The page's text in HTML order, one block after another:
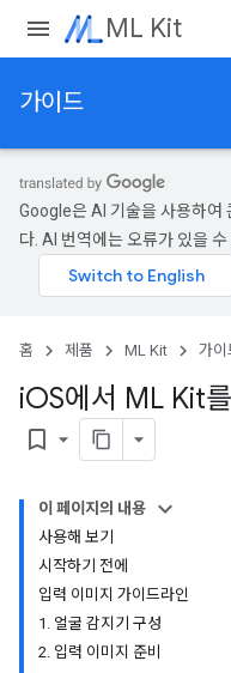
ML Kit
가이드
Google은 AI 기술을 사용하여
다. AI 번역에는 오류가 있을 수
홈 제품 ML Kit 가이
iOS에서 ML Kit
bookmark_border
이 페이지의 내용
사용해 보기
시작하기 전에
입력 이미지 가이드라인
1. 얼굴 감지기 구성
2. 입력 이미지 준비